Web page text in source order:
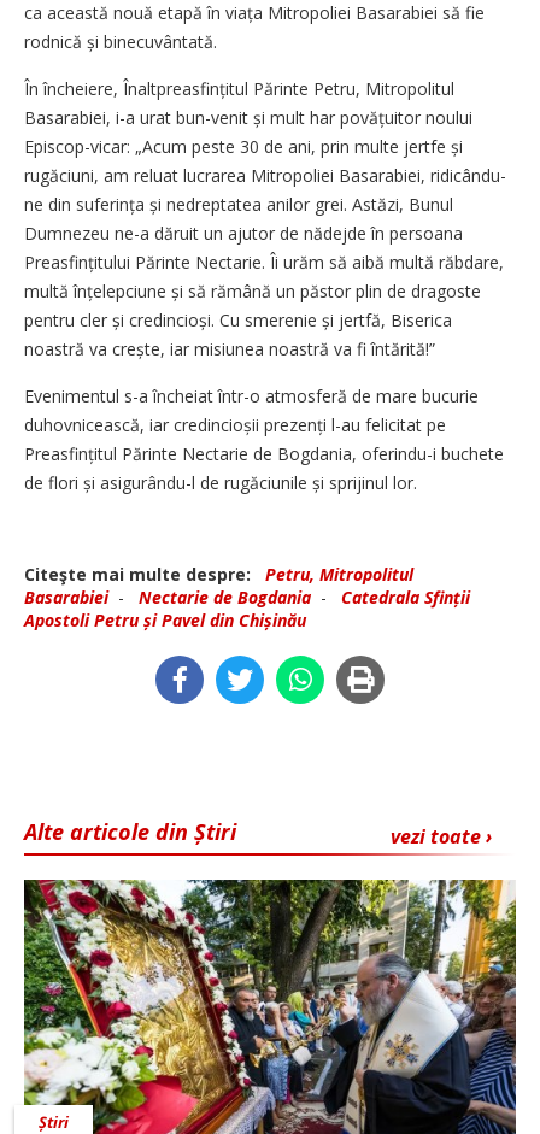
ca această nouă etapă în viața Mitropoliei Basarabiei să fie
rodnică și binecuvântată.
În încheiere, Înaltpreasfințitul Părinte Petru, Mitropolitul
Basarabiei, i-a urat bun-venit și mult har povățuitor noului
Episcop-vicar: „Acum peste 30 de ani, prin multe jertfe și
rugăciuni, am reluat lucrarea Mitropoliei Basarabiei, ridicându-
ne din suferința și nedreptatea anilor grei. Astăzi, Bunul
Dumnezeu ne-a dăruit un ajutor de nădejde în persoana
Preasfințitului Părinte Nectarie. Îi urăm să aibă multă răbdare,
multă înțelepciune și să rămână un păstor plin de dragoste
pentru cler și credincioși. Cu smerenie și jertfă, Biserica
noastră va crește, iar misiunea noastră va fi întărită!”
Evenimentul s-a încheiat într-o atmosferă de mare bucurie
duhovnicească, iar credincioșii prezenți l-au felicitat pe
Preasfințitul Părinte Nectarie de Bogdania, oferindu-i buchete
de flori și asigurându-l de rugăciunile și sprijinul lor.
Citeşte mai multe despre:
Petru, Mitropolitul
Basarabiei- Nectarie de Bogdania - Catedrala Sfinții
Apostoli Petru și Pavel din Chișinău
vezi toate ›
Alte articole din Știri
Știri